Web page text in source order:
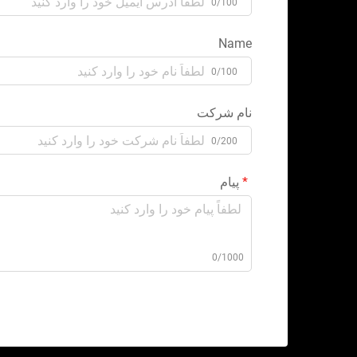
0/100
Name
0/100
نام شرکت
0/200
پیام
0/1000